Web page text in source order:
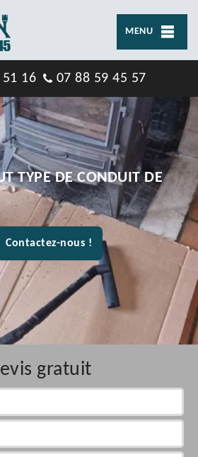
MENU
16 07 88 59 45 57
TYPE DE CONDUIT DE
Contactez-nous !
gratuit